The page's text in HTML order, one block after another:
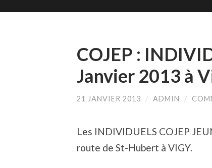
COJEP :
Janvier 2013 à
21 JANVIER 2013 / ADMIN /
Les INDIVIDUELS COJEP
route de St-Hubert à VIGY.